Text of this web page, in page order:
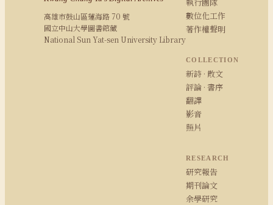
高雄市鼓山區蓮海路 70 號
國立中山大學圖書館藏
National Sun Yat-sen University Library
執行團隊
數位化工作
著作權聲明
COLLECTION
新詩 · 散文
評論 · 書序
翻譯
影音
照片
RESEARCH
研究報告
期刊論文
余學研究